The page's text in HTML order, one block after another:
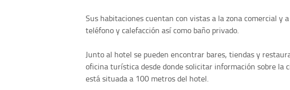
Sus habitaciones cuentan con vistas a la zona comercial y
teléfono y calefacción así como baño privado.
Junto al hotel se pueden encontrar bares, tiendas y
oficina turística desde donde solicitar información sobre la
está situada a 100 metros del hotel.